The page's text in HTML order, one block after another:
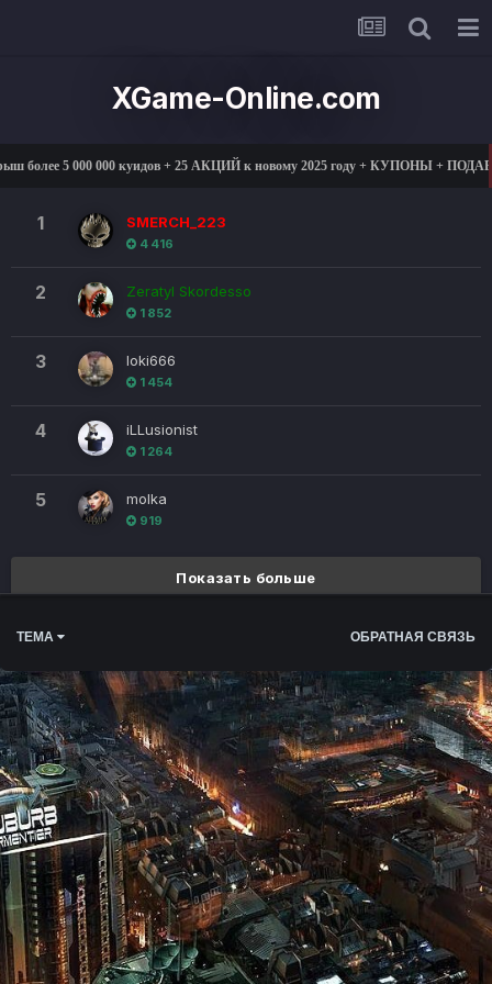
XGame-Online.com
более 5 000 000 куидов + 25 АКЦИЙ к новому 2025 году + КУПОНЫ +
1 SMERCH_223
4 416
2 Zeratyl Skordesso
1 852
3 loki666
1 454
4 iLLusionist
1 264
5 molka
919
Показать больше
ТЕМА ОБРАТНАЯ СВЯЗЬ